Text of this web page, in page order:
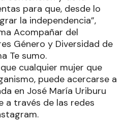
para que, desde lo
la independencia”,
Acompañar del
Género y Diversidad de
Te sumo.
cualquier mujer que
puede acercarse a
en José María Uriburu
a través de las redes